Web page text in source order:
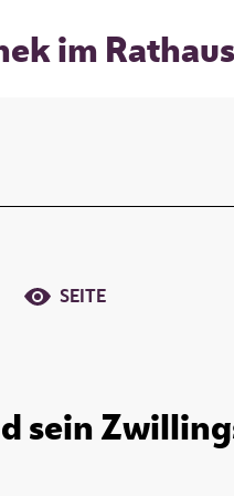
im Rathaus
SEITE
sein